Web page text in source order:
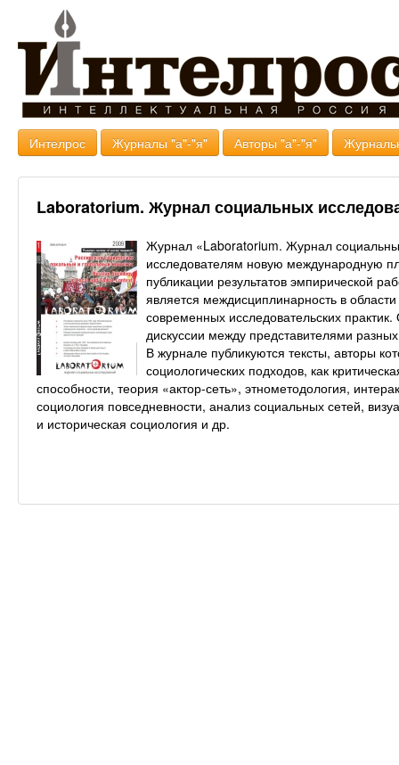
Интелрос Журналы "а"-"я" Авторы "а"-"я"
Laboratorium. Журнал социальных
Журнал «Laboratorium. Журнал
исследователям новую международную
публикации результатов эмпирической
является междисциплинарность в
современных исследовательских
дискуссии между представителями
В журнале публикуются тексты, авторы
социологических подходов, как
способности, теория «актор-сеть», этнометодология,
социология повседневности, анализ социальных сетей,
и историческая социология и др.